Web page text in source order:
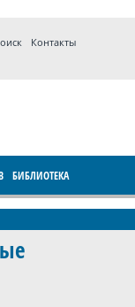
Контакты
БИБЛИОТЕКА